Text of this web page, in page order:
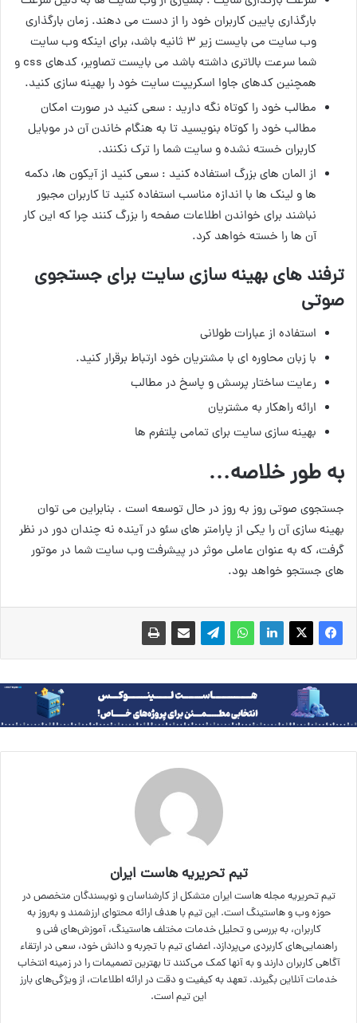
بارگذاری پایین کاربران خود را از دست می دهند. زمان بارگذاری
وب سایت می بایست زیر ۳ ثانیه باشد، برای اینکه وب سایت
شما سرعت بالاتری داشته باشد می بایست تصاویر، کدهای css و
همچنین کدهای جاوا اسکریپت سایت خود را بهینه سازی کنید.
مطالب خود را کوتاه نگه دارید : سعی کنید در صورت امکان
مطالب خود را کوتاه بنویسید تا به هنگام خاندن آن در موبایل
کاربران خسته نشده و سایت شما را ترک نکنند.
از المان های بزرگ استفاده کنید : سعی کنید از آیکون ها، دکمه
ها و لینک ها با اندازه مناسب استفاده کنید تا کاربران مجبور
نباشند برای خواندن اطلاعات صفحه را بزرگ کنند چرا که این کار
آن ها را خسته خواهد کرد.
ترفند های بهینه سازی سایت برای جستجوی
صوتی
استفاده از عبارات طولانی
با زبان محاوره ای با مشتریان خود ارتباط برقرار کنید.
رعایت ساختار پرسش و پاسخ در مطالب
ارائه راهکار به مشتریان
بهینه سازی سایت برای تمامی پلتفرم ها
به طور خلاصه…
جستجوی صوتی روز به روز در حال توسعه است . بنابراین می توان
بهینه سازی آن را یکی از پارامتر های سئو در آینده نه چندان دور در نظر
گرفت، که به عنوان عاملی موثر در پیشرفت وب سایت شما در موتور
های جستجو خواهد بود.
تیم تحریریه هاست ایران
تیم تحریریه مجله هاست ایران متشکل از کارشناسان و نویسندگان متخصص در
حوزه وب و هاستینگ است. این تیم با هدف ارائه محتوای ارزشمند و به‌روز به
کاربران، به بررسی و تحلیل خدمات مختلف هاستینگ، آموزش‌های فنی و
راهنمایی‌های کاربردی می‌پردازد. اعضای تیم با تجربه و دانش خود، سعی در ارتقاء
آگاهی کاربران دارند و به آنها کمک می‌کنند تا بهترین تصمیمات را در زمینه انتخاب
خدمات آنلاین بگیرند. تعهد به کیفیت و دقت در ارائه اطلاعات، از ویژگی‌های بارز
این تیم است.